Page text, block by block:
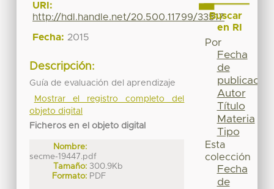
URI:
http://hdl.handle.net/20.500.11799/33517
Fecha: 2015
Descripción:
Guía de evaluación del aprendizaje
Mostrar el registro completo del
objeto digital
Ficheros en el objeto digital
Nombre:
secme-19447.pdf
Tamaño: 300.9Kb
Formato: PDF
Buscar
en RI
Por
Fecha
de
publicación
Autor
Título
Materia
Tipo
Esta
colección
Fecha
de